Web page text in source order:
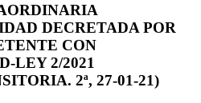
DECRETADA POR
CON
LEY 2/2021
2ª, 27-01-21)